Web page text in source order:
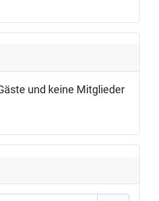
und keine Mitglieder